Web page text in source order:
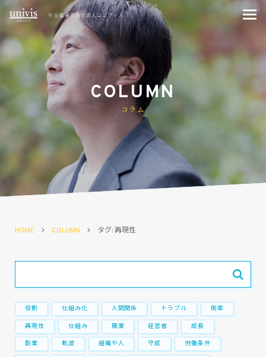
COLUMN
コラム
HOME COLUMN タグ: 再現性
役割 仕組み化 人間関係 トラブル 倒産
再現性 仕組み 廃業 経営者 成長
創業 軌道 組織や人 守成 労働条件